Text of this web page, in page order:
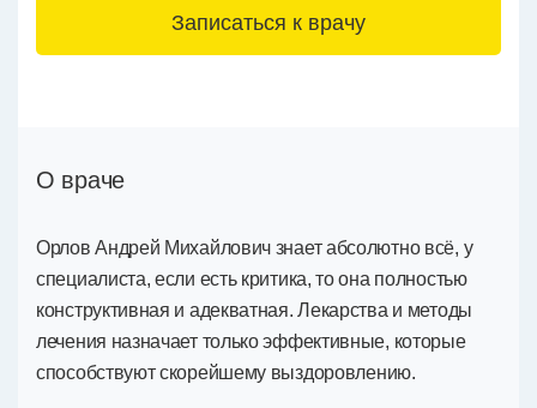
О враче
Орлов Андрей Михайлович знает абсолютно всё, у
специалиста, если есть критика, то она полностью
конструктивная и адекватная. Лекарства и методы
лечения назначает только эффективные, которые
способствуют скорейшему выздоровлению.